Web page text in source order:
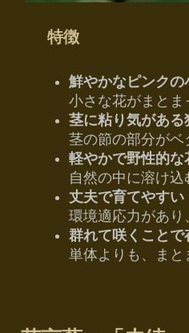
特徴
鮮やかなピンクの
小さな花がまとま
茎に粘り気がある
茎の節の部分がベ
軽やかで野性的な
自然の中に溶け込
丈夫で育てやすい
環境適応力があり
群れて咲くことで
単体よりも、まと